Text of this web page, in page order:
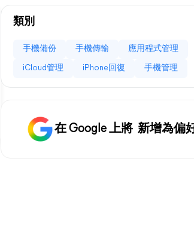
類別
手機備份 手機傳輸 應用程式管理
iCloud管理 iPhone回復 手機管理
在 Google 上將 新增為偏